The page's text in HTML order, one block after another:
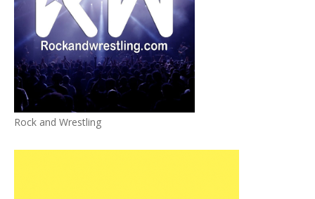
Rock and Wrestling